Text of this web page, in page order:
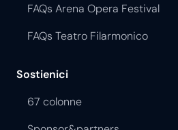
FAQs Arena Opera Festival
FAQs Teatro Filarmonico
Sostienici
67 colonne